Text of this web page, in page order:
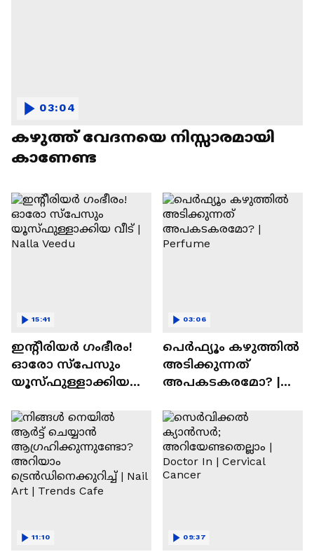
കഴുത്ത് വേദനയെ നിസ്സാരമായി
കാണേണ്ട
03:04
ഇന്റീരിയർ ഗംഭീരം!
ഓരോ സ്‌പേസും
യൂസ്ഫുള്ളാക്കിയ
15:41
പെർഫ്യൂം കഴുത്തിൽ
അടിക്കുന്നത്
അപകടകരമോ? |
03:06
11:10 09:37